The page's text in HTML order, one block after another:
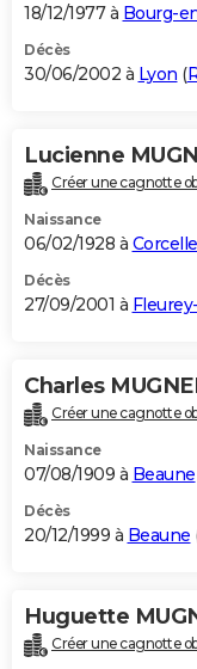
18/12/1977 à Bourg-
Décès
30/06/2002 à Lyon (
Lucienne
Créer une cagnotte
Naissance
06/02/1928 à
Décès
27/09/2001 à
Charles
Créer une cagnotte
Naissance
07/08/1909 à Beaune
Décès
20/12/1999 à Beaune
Huguette
Créer une cagnotte